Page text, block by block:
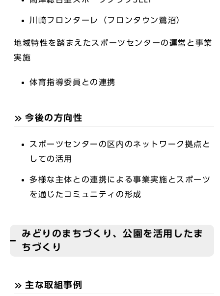
川崎フロンターレ（フロンタウン鷺沼）
地域特性を踏まえたスポーツセンターの運営と事業
実施
体育指導委員との連携
今後の方向性
スポーツセンターの区内のネットワーク拠点と
しての活用
多様な主体との連携による事業実施とスポーツ
を通じたコミュニティの形成
みどりのまちづくり、公園を活用したま
ちづくり
主な取組事例